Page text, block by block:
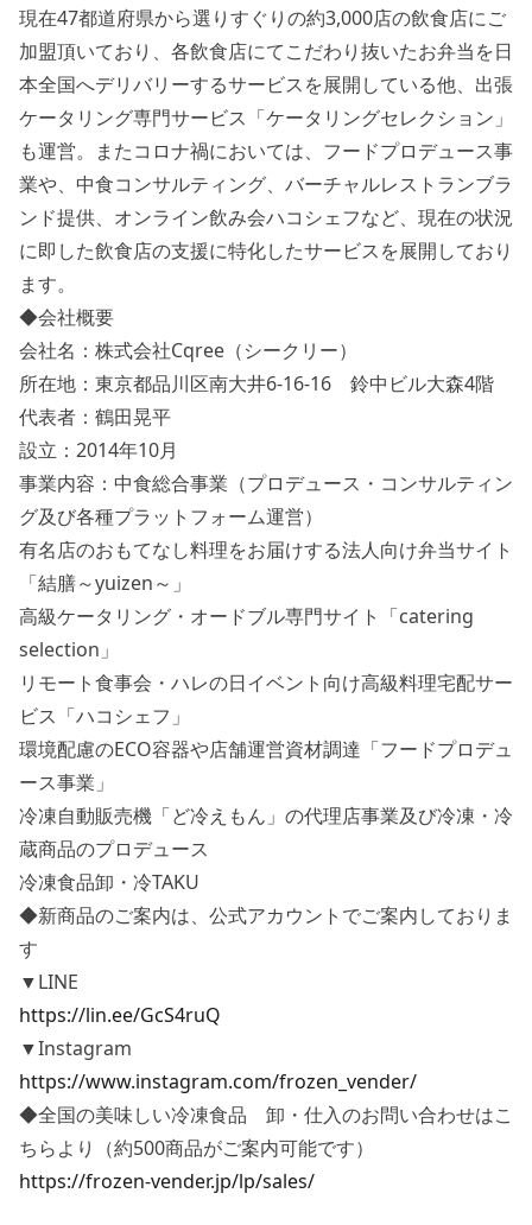
現在47都道府県から選りすぐりの約3,000店の飲食店にご
加盟頂いており、各飲食店にてこだわり抜いたお弁当を日
本全国へデリバリーするサービスを展開している他、出張
ケータリング専門サービス「ケータリングセレクション」
も運営。またコロナ禍においては、フードプロデュース事
業や、中食コンサルティング、バーチャルレストランブラ
ンド提供、オンライン飲み会ハコシェフなど、現在の状況
に即した飲食店の支援に特化したサービスを展開しており
ます。
◆会社概要
会社名：株式会社Cqree（シークリー）
所在地：東京都品川区南大井6-16-16 鈴中ビル大森4階
代表者：鶴田晃平
設立：2014年10月
事業内容：中食総合事業（プロデュース・コンサルティン
グ及び各種プラットフォーム運営）
有名店のおもてなし料理をお届けする法人向け弁当サイト
「結膳～yuizen～」
高級ケータリング・オードブル専門サイト「catering
selection」
リモート食事会・ハレの日イベント向け高級料理宅配サー
ビス「ハコシェフ」
環境配慮のECO容器や店舗運営資材調達「フードプロデュ
ース事業」
冷凍自動販売機「ど冷えもん」の代理店事業及び冷凍・冷
蔵商品のプロデュース
冷凍食品卸・冷TAKU
◆新商品のご案内は、公式アカウントでご案内しておりま
す
▼LINE
https://lin.ee/GcS4ruQ
▼Instagram
https://www.instagram.com/frozen_vender/
◆全国の美味しい冷凍食品 卸・仕入のお問い合わせはこ
ちらより（約500商品がご案内可能です）
https://frozen-vender.jp/lp/sales/